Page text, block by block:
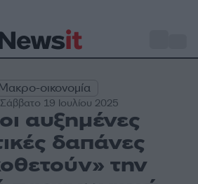
οικονομία
Σάββατο 19 Ιουλίου 2025
οι αυξημένες
δαπάνες
την